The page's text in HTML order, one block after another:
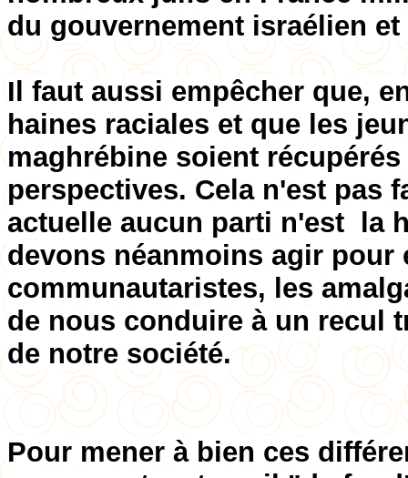
du gouvernement israélien
Il faut aussi empêcher que,
haines raciales et que les
maghrébine soient
perspectives. Cela n'est pas
actuelle aucun parti n'est la
devons néanmoins agir pour
communautaristes, les
de nous conduire à un recul
de notre société.
Pour mener à bien ces